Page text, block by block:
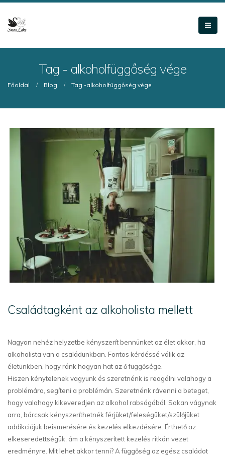
Tag - alkoholfüggőség vége
Főoldal Blog Tag -alkoholfüggőség vége
Családtagként az alkoholista mellett
Nagyon nehéz helyzetbe kényszerít bennünket az élet akkor, ha
alkoholista van a családunkban. Fontos kérdéssé válik az
életünkben, hogy ránk hogyan hat az ő függősége.
Hiszen kénytelenek vagyunk és szeretnénk is reagálni valahogy a
problémára, segíteni a problémán. Szeretnénk rávenni a beteget,
hogy valahogy kikeveredjen az alkohol rabságából. Sokan vágynak
arra, bárcsak kényszeríthetnék férjüket/feleségüket/szülőjüket
addikciójuk beismerésére és kezelés elkezdésére. Érthető az
elkeseredettségük, ám a kényszerített kezelés ritkán vezet
eredményre. Mit lehet akkor tenni? A függőség az egész családot